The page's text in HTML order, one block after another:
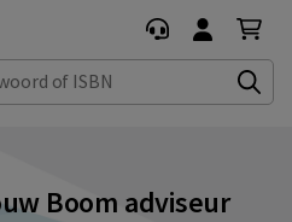
of ISBN
Boom adviseur